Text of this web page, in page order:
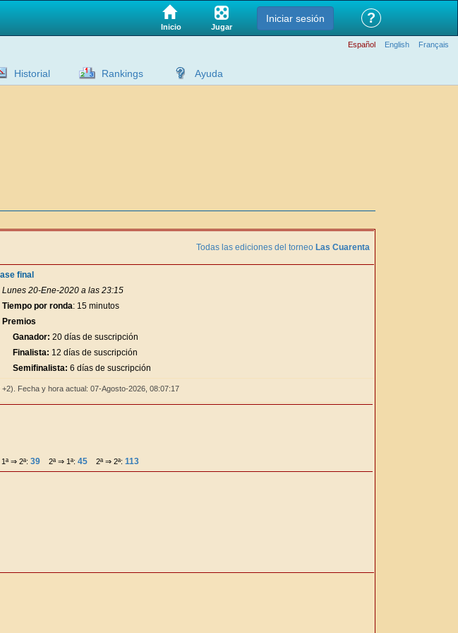
Inicio Jugar
Iniciar sesión ?
Español English Français
Historial Rankings Ayuda
Todas las ediciones del torneo Las Cuarenta
final
Lunes 20-Ene-2020 a las 23:15
Tiempo por ronda: 15 minutos
Premios
Ganador: 20 días de suscripción
Finalista: 12 días de suscripción
Semifinalista: 6 días de suscripción
Fecha y hora actual: 07-Agosto-2026, 08:07:17
1ª ⇒ 2ª: 39 2ª ⇒ 1ª: 45 2ª ⇒ 2ª: 113